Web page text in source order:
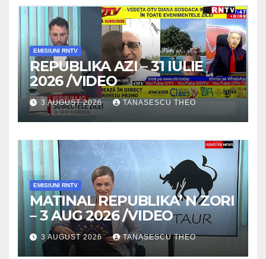
EMISIUNI RNTV
REPUBLIKA AZI – 31 IULIE
2026 /VIDEO
3 AUGUST 2026 TANASESCU THEO
EMISIUNI RNTV
MATINAL REPUBLIKA’ N ZORI
– 3 AUG 2026 /VIDEO
3 AUGUST 2026 TANASESCU THEO